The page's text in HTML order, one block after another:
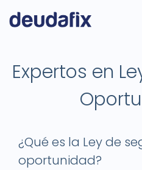
Expertos en
¿Qué es la Ley de
oportunidad?